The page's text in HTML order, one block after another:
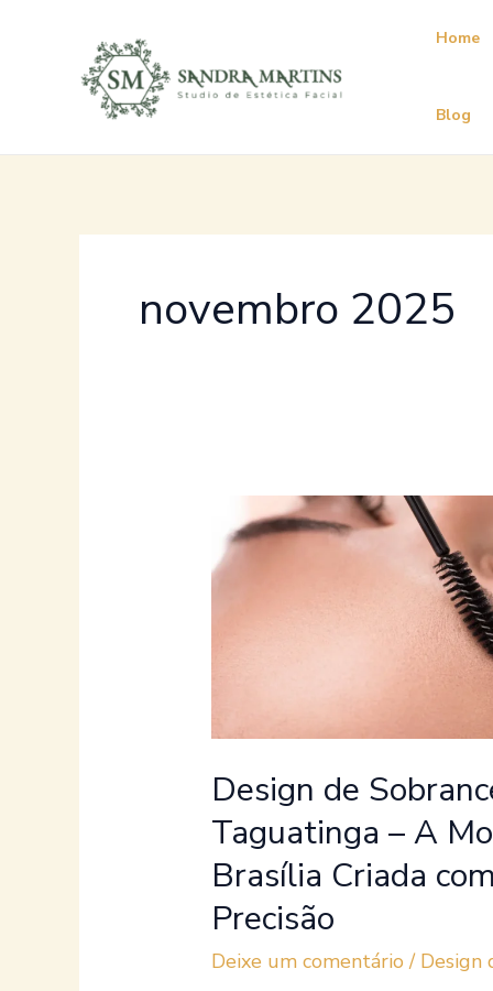
Home
Blog
novembro 2025
Design de
Taguatinga – A
Brasília Criada
Precisão
Deixe um comentário / Design
Design
de
Sobrancelha
Taguatinga
A
Moldura
do
Seu
Rosto
em